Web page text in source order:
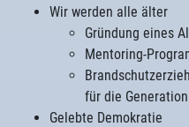
Wir werden alle älter
Gründung eines
Mentoring-
für die
Gelebte Demokratie